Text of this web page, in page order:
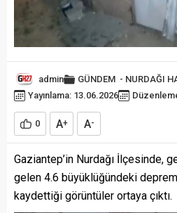
admin GÜNDEM - NURDAĞI
Yayınlama: 13.06.2026
0 A+ A-
Gaziantep’in Nurdağı İlçesinde,
gelen 4.6 büyüklüğündeki
kaydettiği görüntüler ortaya çıktı.